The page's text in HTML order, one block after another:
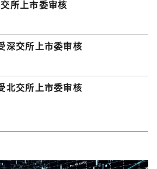
所上市委审核
深交所上市委审核
北交所上市委审核